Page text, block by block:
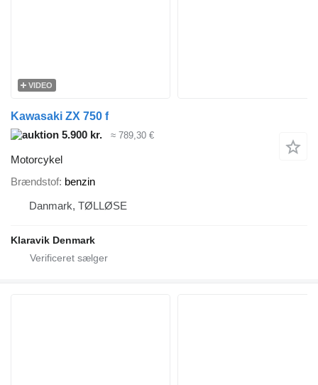
VIDEO
Kawasaki ZX 750 f
5.900 kr.
≈ 789,30 €
Motorcykel
Brændstof benzin
Danmark, TØLLØSE
Klaravik Denmark